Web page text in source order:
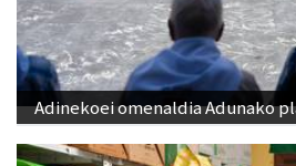
Adinekoei omenaldia Adunako